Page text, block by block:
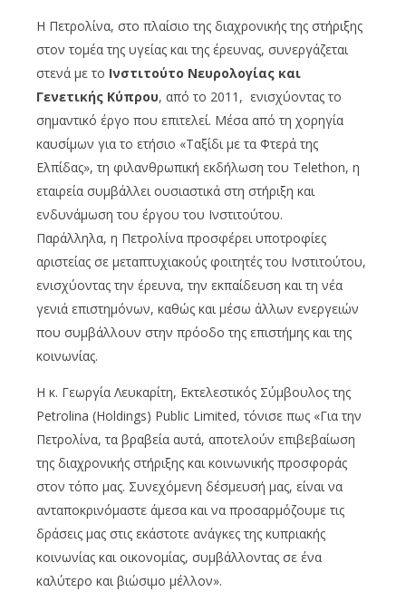
Η Πετρολίνα, στο πλαίσιο της διαχρονικής της στήριξης
στον τομέα της υγείας και της έρευνας, συνεργάζεται
στενά με το Ινστιτούτο Νευρολογίας και
Γενετικής Κύπρου, από το 2011, ενισχύοντας το
σημαντικό έργο που επιτελεί. Μέσα από τη χορηγία
καυσίμων για το ετήσιο «Ταξίδι με τα Φτερά της
Ελπίδας», τη φιλανθρωπική εκδήλωση του Telethon, η
εταιρεία συμβάλλει ουσιαστικά στη στήριξη και
ενδυνάμωση του έργου του Ινστιτούτου.
Παράλληλα, η Πετρολίνα προσφέρει υποτροφίες
αριστείας σε μεταπτυχιακούς φοιτητές του Ινστιτούτου,
ενισχύοντας την έρευνα, την εκπαίδευση και τη νέα
γενιά επιστημόνων, καθώς και μέσω άλλων ενεργειών
που συμβάλλουν στην πρόοδο της επιστήμης και της
κοινωνίας.
Η κ. Γεωργία Λευκαρίτη, Εκτελεστικός Σύμβουλος της
Petrolina (Holdings) Public Limited, τόνισε πως «Για την
Πετρολίνα, τα βραβεία αυτά, αποτελούν επιβεβαίωση
της διαχρονικής στήριξης και κοινωνικής προσφοράς
στον τόπο μας. Συνεχόμενη δέσμευσή μας, είναι να
ανταποκρινόμαστε άμεσα και να προσαρμόζουμε τις
δράσεις μας στις εκάστοτε ανάγκες της κυπριακής
κοινωνίας και οικονομίας, συμβάλλοντας σε ένα
καλύτερο και βιώσιμο μέλλον».